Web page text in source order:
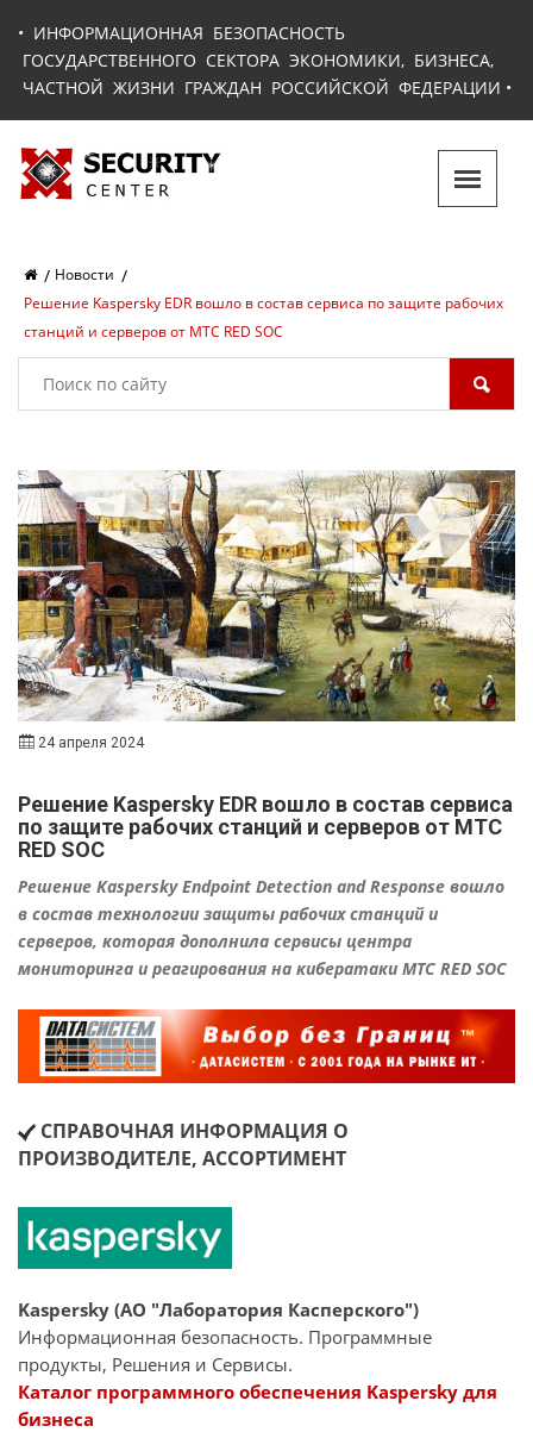
• ИНФОРМАЦИОННАЯ БЕЗОПАСНОСТЬ
ГОСУДАРСТВЕННОГО СЕКТОРА ЭКОНОМИКИ, БИЗНЕСА,
ЧАСТНОЙ ЖИЗНИ ГРАЖДАН РОССИЙСКОЙ ФЕДЕРАЦИИ •
Новости
Решение Kaspersky EDR вошло в состав сервиса по защите рабочих
станций и серверов от МТС RED SOC
24 апреля 2024
Решение Kaspersky EDR вошло в состав сервиса
по защите рабочих станций и серверов от МТС
RED SOC
Решение Kaspersky Endpoint Detection and Response вошло
в состав технологии защиты рабочих станций и
серверов, которая дополнила сервисы центра
мониторинга и реагирования на кибератаки МТС RED SOC
СПРАВОЧНАЯ ИНФОРМАЦИЯ О
ПРОИЗВОДИТЕЛЕ, АССОРТИМЕНТ
Kaspersky (АО "Лаборатория Касперского")
Информационная безопасность. Программные
продукты, Решения и Сервисы.
Каталог программного обеспечения Kaspersky для
бизнеса